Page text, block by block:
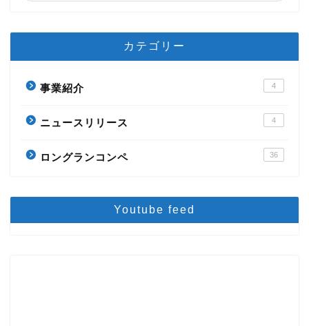
カテゴリー
事業紹介 4
ニュースリリース 4
ロングランコンペ 36
Youtube feed